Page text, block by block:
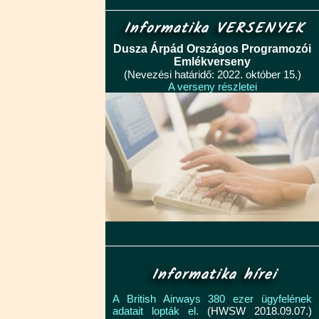
Informatika VERSENYEK
Dusza Árpád Országos Programozói
Emlékverseny
(Nevezési határidő: 2022. október 15.)
A verseny részletei
Informatika hírei
A British Airways 380 ezer ügyfelének
adatait lopták el. (HWSW 2018.09.07.)